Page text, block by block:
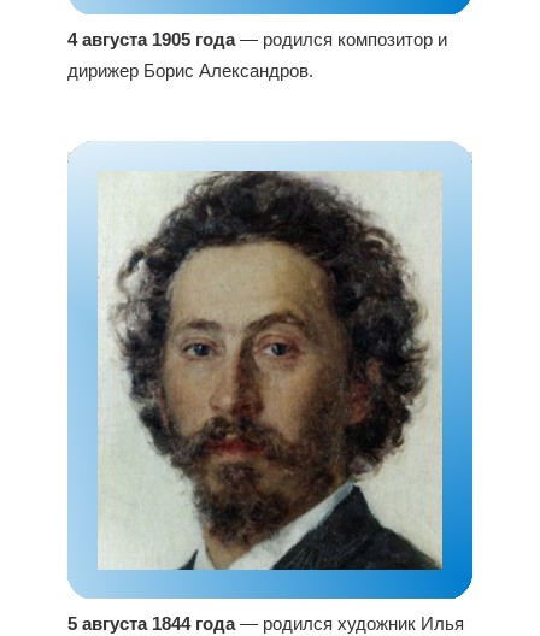
4 августа 1905 года— родился композитор и
дирижер Борис Александров.
5 августа 1844 года— родился художник Илья